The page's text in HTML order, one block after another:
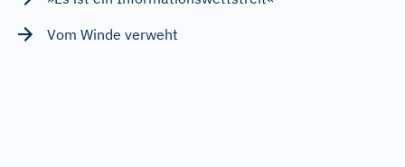
Vom Winde verweht